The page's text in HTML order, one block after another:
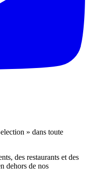
» dans toute
des restaurants et des
dehors de nos